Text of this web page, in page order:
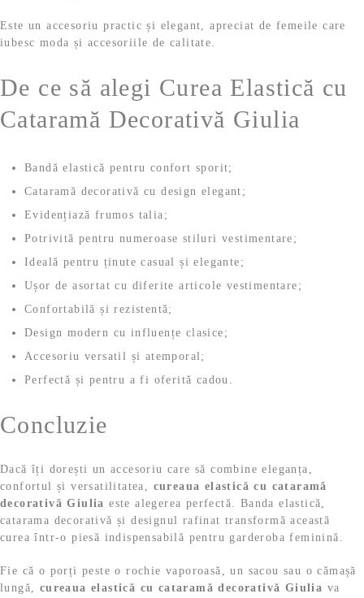
Este un accesoriu practic și elegant, apreciat de femeile care
iubesc moda și accesoriile de calitate.
De ce să alegi Curea Elastică cu
Cataramă Decorativă Giulia
Bandă elastică pentru confort sporit;
Cataramă decorativă cu design elegant;
Evidențiază frumos talia;
Potrivită pentru numeroase stiluri vestimentare;
Ideală pentru ținute casual și elegante;
Ușor de asortat cu diferite articole vestimentare;
Confortabilă și rezistentă;
Design modern cu influențe clasice;
Accesoriu versatil și atemporal;
Perfectă și pentru a fi oferită cadou.
Concluzie
Dacă îți dorești un accesoriu care să combine eleganța,
confortul și versatilitatea, cureaua elastică cu cataramă
decorativă Giulia este alegerea perfectă. Banda elastică,
catarama decorativă și designul rafinat transformă această
curea într-o piesă indispensabilă pentru garderoba feminină.
Fie că o porți peste o rochie vaporoasă, un sacou sau o cămașă
lungă, cureaua elastică cu cataramă decorativă Giulia va